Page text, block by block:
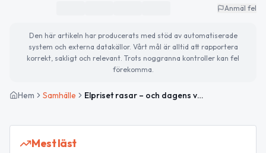
Anmäl fel
Den här artikeln har producerats med stöd av automatiserade
system och externa datakällor. Vårt mål är alltid att rapportera
korrekt, sakligt och relevant. Trots noggranna kontroller kan fel
förekomma.
Hem Samhälle Elpriset rasar – och dagens väder bjuder på regn och moln
Mest läst